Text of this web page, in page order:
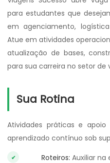
para estudantes que
em agenciamento,
Atue em atividades
atualização de bases,
para sua carreira no setor de
Sua Rotina
Atividades práticas e
aprendizado contínuo sob
Roteiros: Auxiliar